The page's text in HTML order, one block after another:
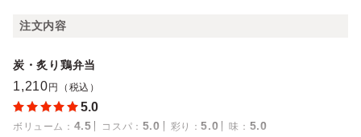
注文内容
炭・炙り鶏弁当
1,210 円（税込）
5.0
ボリューム ： 4.5 コスパ ： 5.0 彩り ：5.0 味 ： 5.0